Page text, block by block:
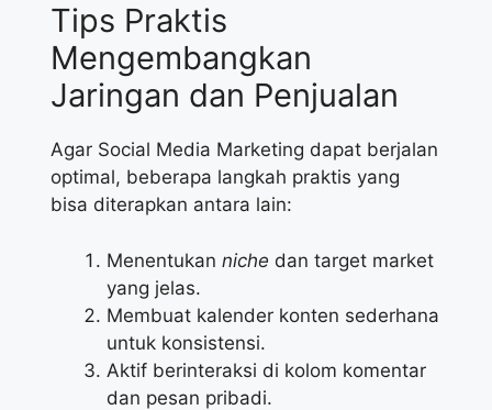
Tips Praktis
Mengembangkan
Jaringan dan Penjualan
Agar Social Media Marketing dapat berjalan
optimal, beberapa langkah praktis yang
bisa diterapkan antara lain:
Menentukan niche dan target market
yang jelas.
Membuat kalender konten sederhana
untuk konsistensi.
Aktif berinteraksi di kolom komentar
dan pesan pribadi.